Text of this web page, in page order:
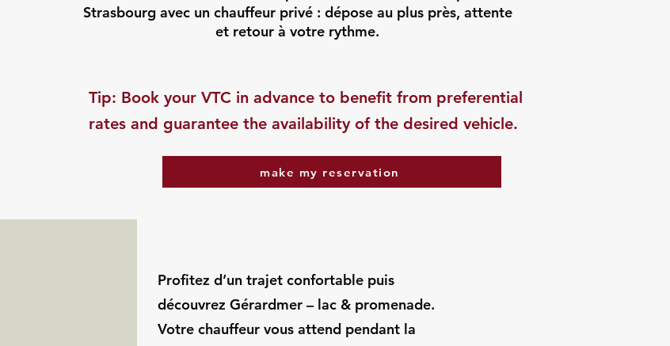
Strasbourg avec un chauffeur privé : dépose au plus près, attente
et retour à votre rythme.
​Tip: Book your VTC in advance to benefit from preferential
rates and guarantee the availability of the desired vehicle.
make my reservation
Profitez d’un trajet confortable puis
découvrez Gérardmer – lac & promenade.
Votre chauffeur vous attend pendant la